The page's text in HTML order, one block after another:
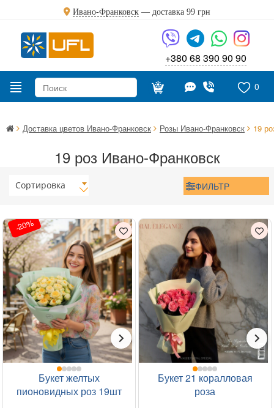
Ивано-Франковск — доставка 99 грн
+380 68 390 90 90
0
Доставка цветов Ивано-Франковск Розы Ивано-Франковск 19
19 роз Ивано-Франковск
Сортировка ФИЛЬТР
-20%
Букет желтых
пионовидных роз 19шт
Букет 21 коралловая
роза